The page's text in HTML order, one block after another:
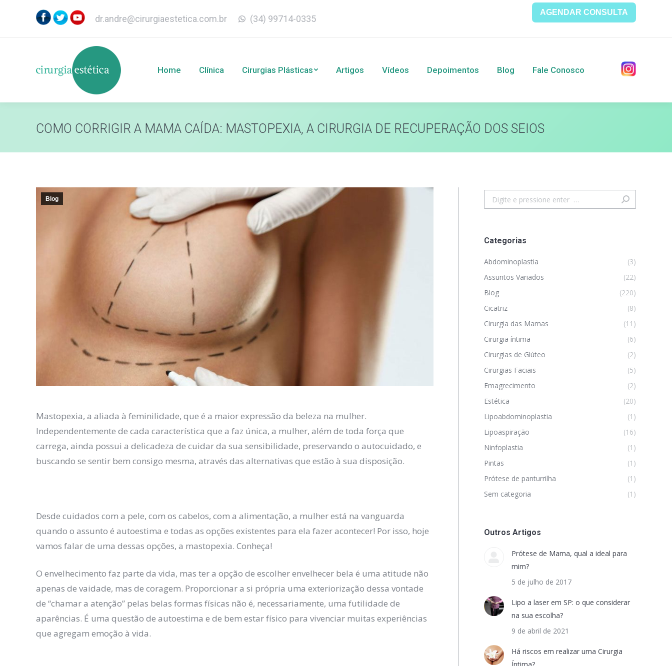
dr.andre@cirurgiaestetica.com.br (34) 99714-0335
AGENDAR CONSULTA
Home Clínica Cirurgias Plásticas Artigos Vídeos Depoimentos Blog Fale Conosco
COMO CORRIGIR A MAMA CAÍDA: MASTOPEXIA, A CIRURGIA DE RECUPERAÇÃO DOS SEIOS
Blog
Mastopexia, a aliada à feminilidade, que é a maior expressão da beleza na mulher.
Independentemente de cada característica que a faz única, a mulher, além de toda força que
carrega, ainda possui a delicadeza de cuidar da sua sensibilidade, preservando o autocuidado, e
buscando se sentir bem consigo mesma, através das alternativas que estão à sua disposição.
Desde cuidados com a pele, com os cabelos, com a alimentação, a mulher está na vanguarda
quando o assunto é autoestima e todas as opções existentes para ela fazer acontecer! Por isso, hoje
vamos falar de uma dessas opções, a mastopexia. Conheça!
O envelhecimento faz parte da vida, mas ter a opção de escolher envelhecer bela é uma atitude não
apenas de vaidade, mas de coragem. Proporcionar a si própria uma exteriorização dessa vontade
de “chamar a atenção” pelas belas formas físicas não é, necessariamente, uma futilidade de
aparências. É uma questão de autoestima e de bem estar físico para vivenciar muitas experiências
que agregam emoção à vida.
Search:
Categorias
Abdominoplastia
(3)
Assuntos Variados
(22)
Blog
(220)
Cicatriz
(8)
Cirurgia das Mamas
(11)
Cirurgia íntima
(6)
Cirurgias de Glúteo
(2)
Cirurgias Faciais
(5)
Emagrecimento
(2)
Estética
(20)
Lipoabdominoplastia
(1)
Lipoaspiração
(16)
Ninfoplastia
(1)
Pintas
(1)
Prótese de panturrilha
(1)
Sem categoria
(1)
Outros Artigos
Prótese de Mama, qual a ideal para
mim?
5 de julho de 2017
Lipo a laser em SP: o que considerar
na sua escolha?
9 de abril de 2021
Há riscos em realizar uma Cirurgia
Home Clínica Cirurgias Plásticas Fale Conosco